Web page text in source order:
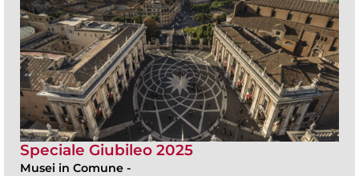
Speciale Giubileo 2025
Musei in Comune -